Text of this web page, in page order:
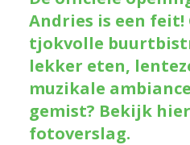
Andries is een feit!
tjokvolle
lekker eten,
muzikale
gemist? Bekijk
fotoverslag.